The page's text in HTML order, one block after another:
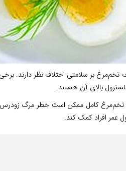
بر سلامتی اختلاف نظر دارند.
بالای آن هستند.
کامل ممکن است خطر مرگ زودرس
عمر افراد کمک کند.